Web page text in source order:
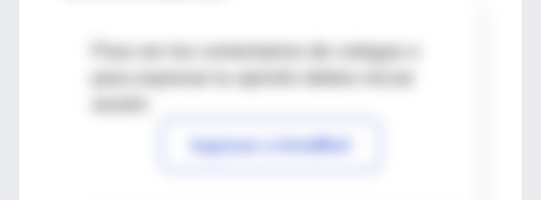
Para ver los comentarios de colegas o
Ingresar a IntraMed